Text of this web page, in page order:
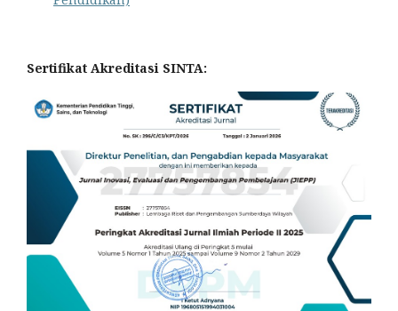
Sertifikat Akreditasi SINTA: